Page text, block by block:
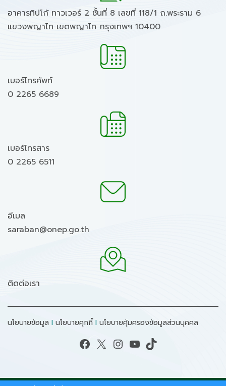
อาคารทิปโก้ ทาวเวอร์ 2 ชั้นที่ 8 เลขที่ 118/1 ถ.พระราม 6
แขวงพญาไท เขตพญาไท กรุงเทพฯ 10400
เบอร์โทรศัพท์
0 2265 6689
เบอร์โทรสาร
0 2265 6511
อีเมล
saraban@onep.go.th
ติดต่อเรา
นโยบายข้อมูล I นโยบายคุกกี้ I นโยบายคุ้มครองข้อมูลส่วนบุคคล
Facebook X Instagram YouTube TikTok